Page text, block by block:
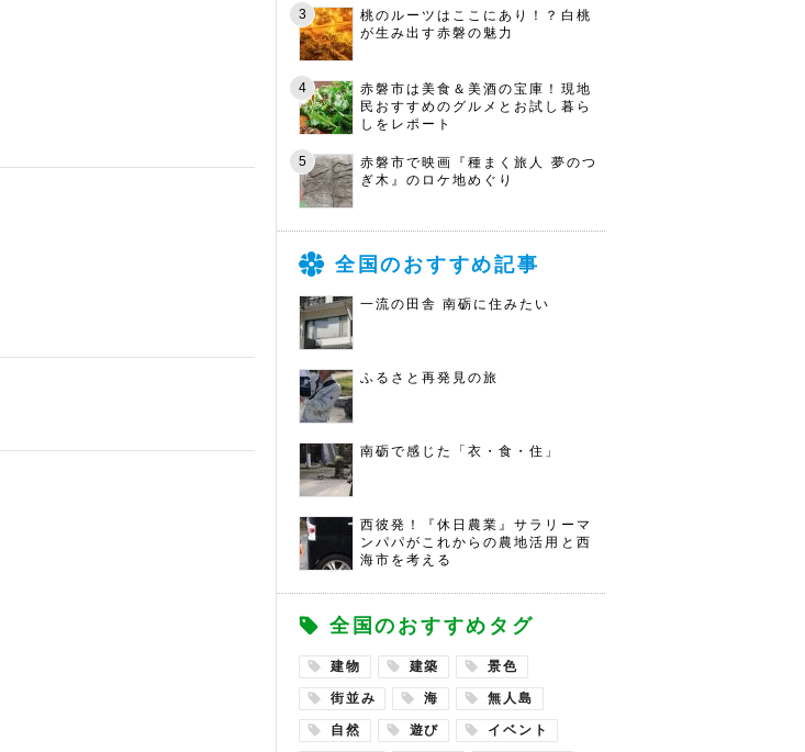
桃のルーツはここにあり！？白桃
が生み出す赤磐の魅力
赤磐市は美食＆美酒の宝庫！現地
民おすすめのグルメとお試し暮ら
しをレポート
赤磐市で映画『種まく旅人 夢のつ
ぎ木』のロケ地めぐり
全国のおすすめ記事
一流の田舎 南砺に住みたい
ふるさと再発見の旅
南砺で感じた「衣・食・住」
西彼発！『休日農業』サラリーマ
ンパパがこれからの農地活用と西
海市を考える
全国のおすすめタグ
建物 建築 景色
街並み 海 無人島
自然 遊び イベント